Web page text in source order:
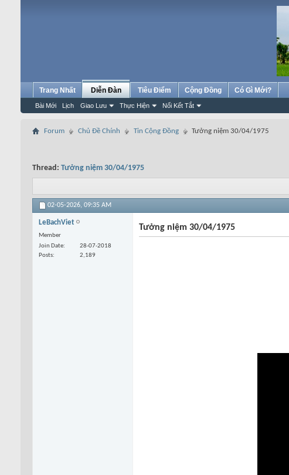
Trang Nhất Diễn Đàn
Bài Mới Lịch Giao Lưu Thực Hiện Nối Kết Tắt
Tiêu Điểm Cộng Đồng Có Gì Mới?
Forum Chủ Đề Chính Tin Cộng Đồng Tưởng niệm 30/04/1975
Thread: Tưởng niệm 30/04/1975
02-05-2026, 09:35 AM
LeBachViet
Member
Join Date
28-07-2018
Posts
2,189
Tưởng niệm 30/04/1975